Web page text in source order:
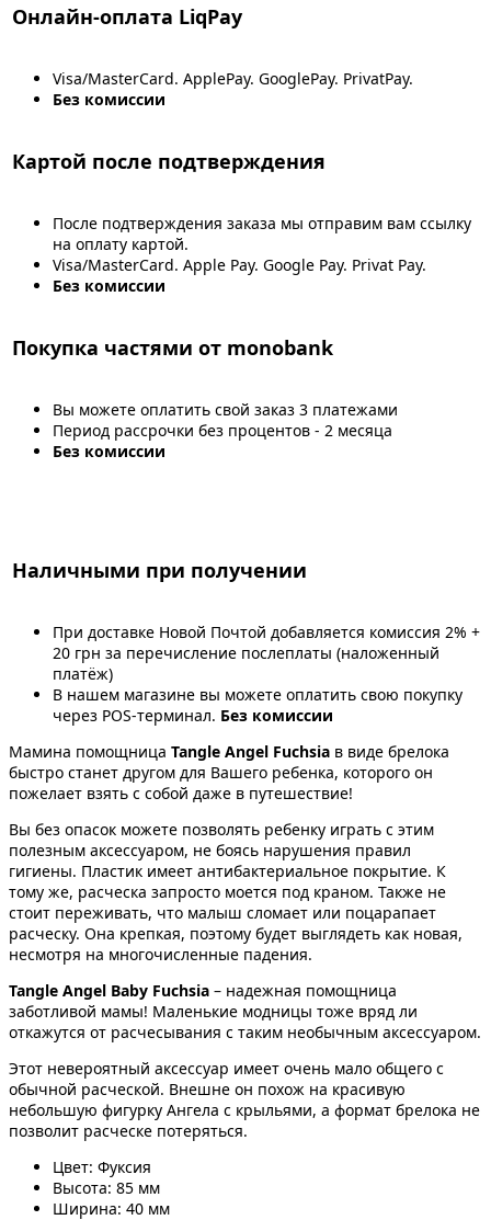
Онлайн-оплата LiqPay
Visa/MasterCard. ApplePay. GooglePay. PrivatPay.
Без комиссии
Картой после подтверждения
После подтверждения заказа мы отправим вам ссылку
на оплату картой.
Visa/MasterCard. Apple Pay. Google Pay. Privat Pay.
Без комиссии
Покупка частями от monobank
Вы можете оплатить свой заказ 3 платежами
Период рассрочки без процентов - 2 месяца
Без комиссии
Наличными при получении
При доставке Новой Почтой добавляется комиссия 2% +
20 грн за перечисление послеплаты (наложенный
платёж)
В нашем магазине вы можете оплатить свою покупку
через POS-терминал. Без комиссии
Мамина помощница Tangle Angel Fuchsia в виде брелока
быстро станет другом для Вашего ребенка, которого он
пожелает взять с собой даже в путешествие!
Вы без опасок можете позволять ребенку играть с этим
полезным аксессуаром, не боясь нарушения правил
гигиены. Пластик имеет антибактериальное покрытие. К
тому же, расческа запросто моется под краном. Также не
стоит переживать, что малыш сломает или поцарапает
расческу. Она крепкая, поэтому будет выглядеть как новая,
несмотря на многочисленные падения.
Tangle Angel Baby Fuchsia – надежная помощница
заботливой мамы! Маленькие модницы тоже вряд ли
откажутся от расчесывания с таким необычным аксессуаром.
Этот невероятный аксессуар имеет очень мало общего с
обычной расческой. Внешне он похож на красивую
небольшую фигурку Ангела с крыльями, а формат брелока не
позволит расческе потеряться.
Цвет: Фуксия
Высота: 85 мм
Ширина: 40 мм